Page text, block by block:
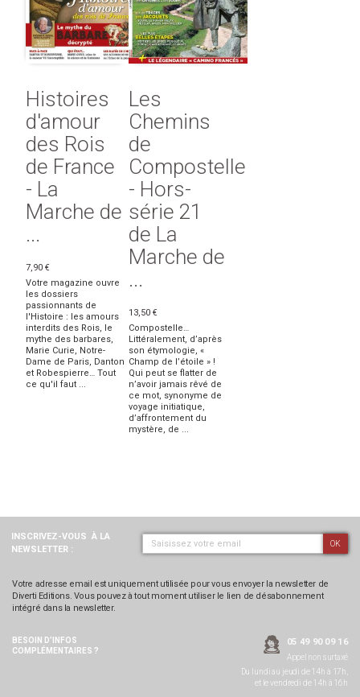
Histoires
d'amour
des Rois
de France
- La
Marche de
...
7,90 €
Votre magazine ouvre
les dossiers
passionnants de
l'Histoire : les amours
interdits des Rois, le
mythe des barbares,
Marie Curie, Notre-
Dame de Paris, Danton
et Robespierre… Tout
ce qu'il faut ...
Les
Chemins
de
Compostelle
- Hors-
série 21
de La
Marche de
...
13,50 €
Compostelle…
Littéralement, d’après
son étymologie, «
Champ de l’étoile » !
Qui peut se flatter de
n’avoir jamais rêvé de
ce mot, synonyme de
voyage initiatique,
d’affrontement du
mystère, de ...
INSCRIVEZ-VOUS À LA
NEWSLETTER :
OK
Votre adresse email est uniquement utilisée pour vous envoyer la newsletter de
Diverti Editions. Vous pouvez à tout moment utiliser le lien de désabonnement
intégré dans la newsletter.
BESOIN D’INFOS
COMPLÉMENTAIRES ?
05 49 90 09 16
Appel non surtaxé
Du lundi au jeudi de 14h à 17h,
et le vendredi de 14h à 16h